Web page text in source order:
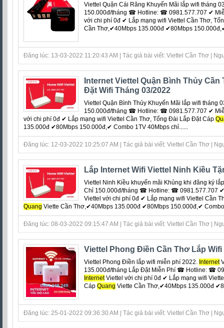
Viettel Quận Cái Răng Khuyến Mãi lắp wifi tháng
150.000đ/tháng ☎ Hotline: ☎ 0981.577.707 ✔
với chi phí 0đ ‎✔ Lắp mạng wifi Viettel Cần Thơ,
Cần Thơ,✔40Mbps 135.000đ ✔80Mbps
Đăng lúc: 13-03-2022 11:20:43 AM | Tác giả bài viết: Viettel Cần Thơ |
Internet Viettel Quận Bình Thủy
Đặt Wifi Tháng 03/2022
Viettel Quận Bình Thủy Khuyến Mãi lắp wifi tháng
150.000đ/tháng ☎ Hotline: ☎ 0981.577.707 ✔
với chi phí 0đ ‎✔ Lắp mạng wifi Viettel Cần Thơ, Tổng Đài Lắp Đặt Cáp
135.000đ ✔80Mbps 150.000đ,✔ Combo 1TV 40Mbps chỉ......
Đăng lúc: 12-03-2022 10:25:07 AM | Tác giả bài viết: Viettel Cần Thơ |
Lắp Internet Wifi Viettel Ninh Kiều
Viettel Ninh Kiều khuyến mãi Khủng khi đăng ký
Chỉ 150.000đ/tháng ☎ Hotline: ☎ 0981.577.707
Viettel với chi phí 0đ ‎✔ Lắp mạng wifi Viettel Cần
Quang Viette Cần Thơ,✔40Mbps 135.000đ ✔80Mbps 150.000đ,✔ Combo
Đăng lúc: 08-03-2022 09:15:47 AM | Tác giả bài viết: Viettel Cần Thơ |
Viettel Phong Điền Cần Thơ Lắp
Viettel Phong Điền lắp wifi miễn phí 2022. Internet
135.000đ/tháng Lắp Đặt Miễn Phí ☎ Hotline: ☎
InternetViettel với chi phí 0đ ‎✔ Lắp mạng wifi
Cáp Quang Viette Cần Thơ,✔40Mbps 135.000đ
Đăng lúc: 25-01-2022 09:36:30 AM | Tác giả bài viết: Viettel Cần Thơ |